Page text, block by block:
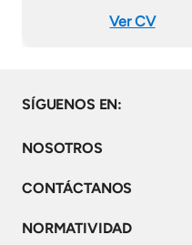
Ver CV
SÍGUENOS EN:
NOSOTROS
CONTÁCTANOS
NORMATIVIDAD